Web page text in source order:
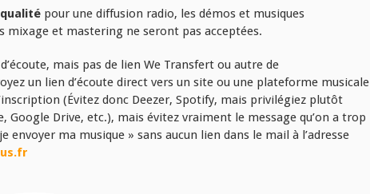
pour une diffusion radio, les démos et musiques
mixage et mastering ne seront pas acceptées.
mais pas de lien We Transfert ou autre de
un lien d’écoute direct vers un site ou une plateforme musicale
(Évitez donc Deezer, Spotify, mais privilégiez plutôt
Google Drive, etc.), mais évitez vraiment le message qu’on a trop
envoyer ma musique » sans aucun lien dans le mail à l’adresse